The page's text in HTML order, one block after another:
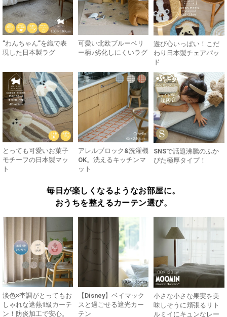
”わんちゃん”を織で表
現した日本製ラグ
可愛い北欧ブルーベリ
ー柄♪劣化しにくいラグ
遊び心いっぱい！こだ
わり日本製チェアパッ
ド
とっても可愛いお菓子
モチーフの日本製マッ
ト
アレルブロック&洗濯機
OK。洗えるキッチンマ
ット
SNSで話題沸騰のふか
ぴた極厚タイプ！
毎日が楽しくなるようなお部屋に。
おうちを整えるカーテン選び。
淡色×杢調がとってもお
しゃれな遮熱1級カーテ
ン！防炎加工で安心。
【Disney】ベイマック
スと過ごせる遮光カー
テン
小さな小さな果実を美
味しそうに頬張るリト
ルミイにキュンなレー